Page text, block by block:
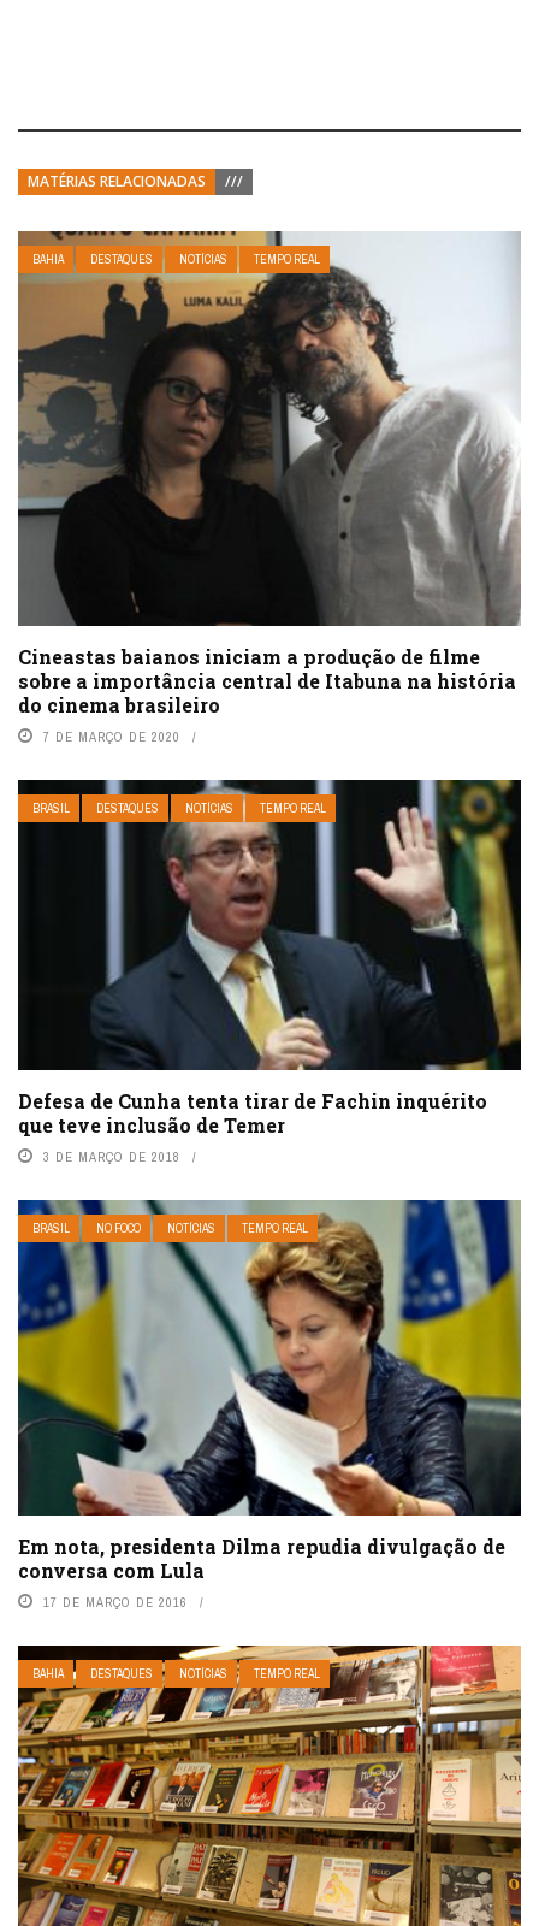
MATÉRIAS RELACIONADAS ///
BAHIA DESTAQUES NOTÍCIAS TEMPO REAL
Cineastas baianos iniciam a produção de filme
sobre a importância central de Itabuna na história
do cinema brasileiro
7 DE MARÇO DE 2020
BRASIL DESTAQUES NOTÍCIAS TEMPO REAL
Defesa de Cunha tenta tirar de Fachin inquérito
que teve inclusão de Temer
3 DE MARÇO DE 2018
BRASIL NO FOCO NOTÍCIAS TEMPO REAL
Em nota, presidenta Dilma repudia divulgação de
conversa com Lula
17 DE MARÇO DE 2016
BAHIA DESTAQUES NOTÍCIAS TEMPO REAL